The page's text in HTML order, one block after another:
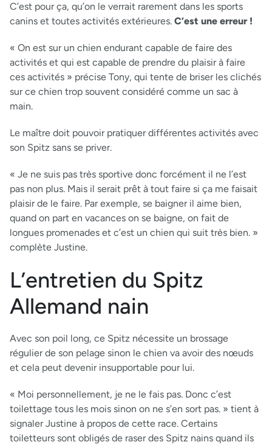
C’est pour ça, qu’on le verrait rarement dans les sports
canins et toutes activités extérieures. C’est une erreur !
« On est sur un chien endurant capable de faire des
activités et qui est capable de prendre du plaisir à faire
ces activités » précise Tony, qui tente de briser les clichés
sur ce chien trop souvent considéré comme un sac à
main.
Le maître doit pouvoir pratiquer différentes activités avec
son Spitz sans se priver.
« Je ne suis pas très sportive donc forcément il ne l’est
pas non plus. Mais il serait prêt à tout faire si ça me faisait
plaisir de le faire. Par exemple, se baigner il aime bien,
quand on part en vacances on se baigne, on fait de
longues promenades et c’est un chien qui suit très bien. »
complète Justine.
L’entretien du Spitz
Allemand nain
Avec son poil long, ce Spitz nécessite un brossage
régulier de son pelage sinon le chien va avoir des nœuds
et cela peut devenir insupportable pour lui.
« Moi personnellement, je ne le fais pas. Donc c’est
toilettage tous les mois sinon on ne s’en sort pas. » tient à
signaler Justine à propos de cette race. Certains
toiletteurs sont obligés de raser des Spitz nains quand ils